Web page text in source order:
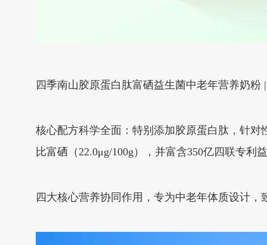
四季南山胶原蛋白肽富硒益生菌中老年营养奶粉
核心配方科学全面：特别添加胶原蛋白肽，针对
比富硒（22.0μg/100g），并富含350亿四联专利
四大核心营养协同作用，专为中老年体质设计